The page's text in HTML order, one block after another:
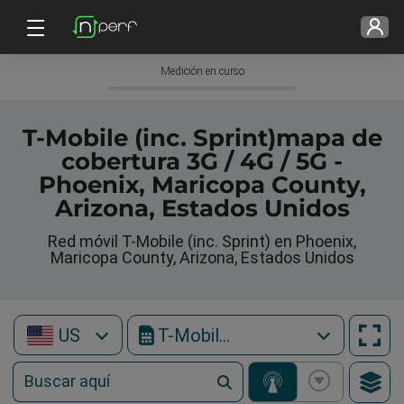
Medición en curso
T-Mobile (inc. Sprint)mapa de
cobertura 3G / 4G / 5G -
Phoenix, Maricopa County,
Arizona, Estados Unidos
Red móvil T-Mobile (inc. Sprint) en Phoenix,
Maricopa County, Arizona, Estados Unidos
US T-Mobile (inc. Sprint)